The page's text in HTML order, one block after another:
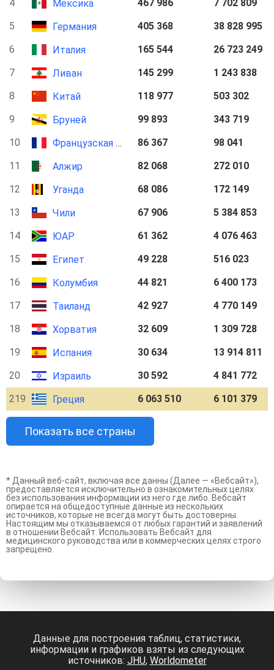
4
Мексика 467 986
7 702 809
5
Германия 405 368
38 828 995
6
Италия 165 544
26 723 249
7
Ливан 145 299
1 243 838
8
Китай 118 977
503 302
9
Бруней 99 893
343 719
10
Французская Гвиана 86 367
98 041
11
Алжир 82 068
272 010
12
Уганда 68 086
172 149
13
Чили 67 906
5 384 853
14
ЮАР 61 362
4 076 463
15
Египет 49 228
516 023
16
Колумбия 44 821
6 400 173
17
Таиланд 42 927
4 770 149
18
Хорватия 32 609
1 309 728
19
Испания 30 634
13 914 811
20
Израиль 30 592
4 841 772
219
Греция 6 063 510 6 101 379
Показать все страны
* Данный веб-сайт, включая все данны (Далее — «Вебсайт»),
предоставляется исключительно в ознакомительных целях
без использования информации из него где либо. Вебсайт
опирается на общедоступные данные из нескольких
источников, которые не всегда могут быть достоверны.
Настоящим мы отказываемся от любых гарантий и заявлений
в отношении Вебсайт. Использовать Вебсайт для
медицинского руководства или в коммерческих целях строго
запрещено.
Данные для построения таблиц, статистики,
информации и графиков взяты из следующих
источников: JHU, Worldometer